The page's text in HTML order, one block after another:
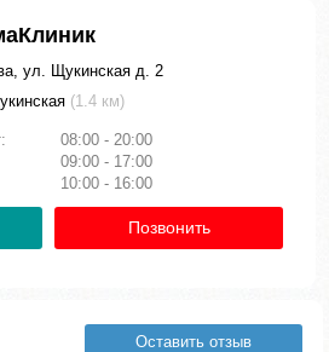
ул. Щукинская д. 2
(1.4 км)
08:00 - 20:00
09:00 - 17:00
10:00 - 16:00
Позвонить
Оставить отзыв